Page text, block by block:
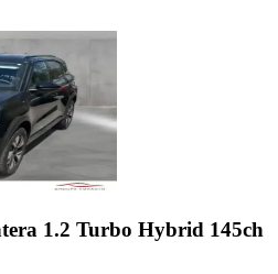
1.2 Turbo Hybrid 145ch